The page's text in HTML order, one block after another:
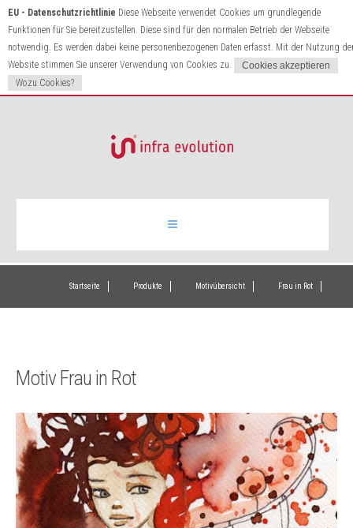
EU - Datenschutzrichtlinie Diese Webseite verwendet Cookies um grundlegende
Funktionen für Sie bereitzustellen. Diese sind für den normalen Betrieb der Webseite
notwendig. Es werden dabei keine personenbezogenen Daten erfasst. Mit der Nutzung
Website stimmen Sie unserer Verwendung von Cookies zu.
Wozu Cookies?
Infrarotheizung
Kontakt
Startseite Produkte Motivübersicht Frau in Rot
Motiv Frau in Rot